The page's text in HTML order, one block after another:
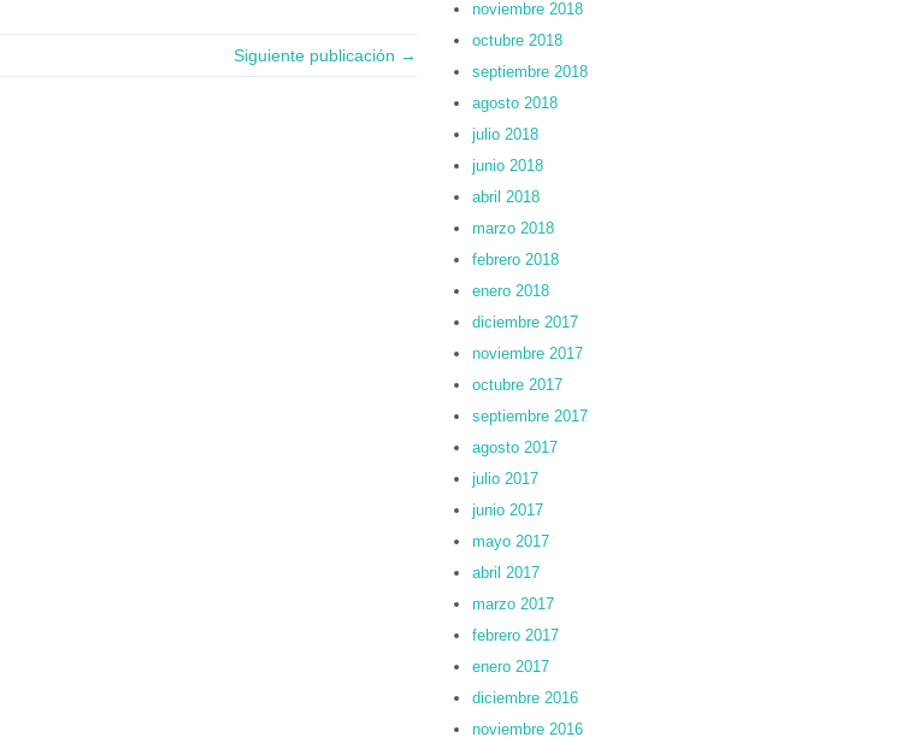
Siguiente publicación →
noviembre 2018
octubre 2018
septiembre 2018
agosto 2018
julio 2018
junio 2018
abril 2018
marzo 2018
febrero 2018
enero 2018
diciembre 2017
noviembre 2017
octubre 2017
septiembre 2017
agosto 2017
julio 2017
junio 2017
mayo 2017
abril 2017
marzo 2017
febrero 2017
enero 2017
diciembre 2016
noviembre 2016